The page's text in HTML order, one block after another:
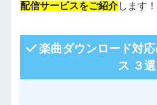
配信サービスをご紹介します！
楽曲ダウンロード対
ス ３選